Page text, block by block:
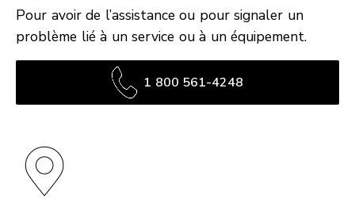
Pour avoir de l’assistance ou pour signaler un
problème lié à un service ou à un équipement.
1 800 561-4248